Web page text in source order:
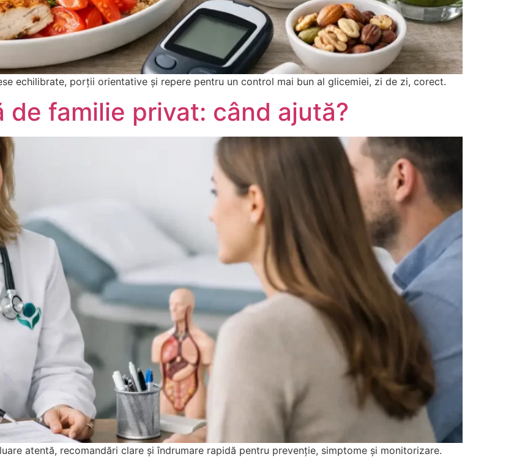
echilibrate, porții orientative și repere pentru un control mai bun al glicemiei, zi de zi, corect.
de familie privat: când ajută?
atentă, recomandări clare și îndrumare rapidă pentru prevenție, simptome și monitorizare.